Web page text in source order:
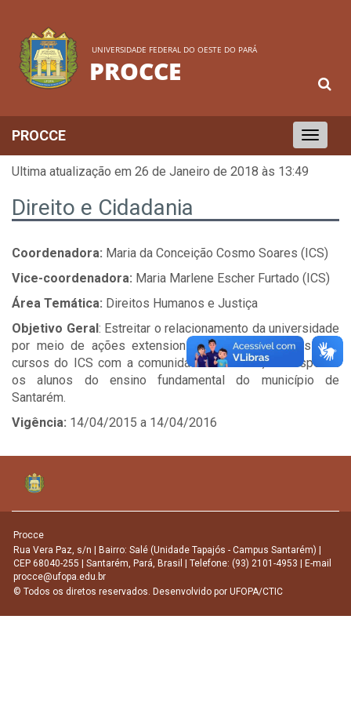
UNIVERSIDADE FEDERAL DO OESTE DO PARÁ
PROCCE
Toggle
navigation
PROCCE
Ultima atualização em 26 de Janeiro de 2018 às 13:49
Direito e Cidadania
Coordenadora: Maria da Conceição Cosmo Soares (ICS)
Vice-coordenadora: Maria Marlene Escher Furtado (ICS)
Área Temática: Direitos Humanos e Justiça
Objetivo Geral: Estreitar o relacionamento da universidade
por meio de ações extensionistas, via acadêmicos dos
cursos do ICS com a comunidade santarena, em especial
os alunos do ensino fundamental do município de
Santarém.
Vigência: 14/04/2015 a 14/04/2016
Procce
Rua Vera Paz, s/n | Bairro: Salé (Unidade Tapajós - Campus Santarém) |
CEP 68040-255 | Santarém, Pará, Brasil | Telefone: (93) 2101-4953 | E-mail
procce@ufopa.edu.br
© Todos os diretos reservados. Desenvolvido por UFOPA/CTIC